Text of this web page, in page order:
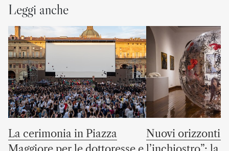
Leggi anche
La cerimonia in Piazza
Nuovi orizzonti